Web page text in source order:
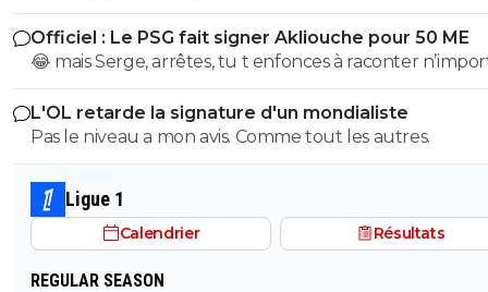
as. Faut quand-même virer kondogbia avec sa charrette et
ses 500K mensuels, ça ne sera pas une perte.. Du coup, on
pourra garder Aguerd, Hojberg weah, Emerson, Paixao et
Gouiri, ce qui fait 1 joueur expérimenté par poste. Si Lorenzi
nous fait un recrutement malin , on pourrait faire une
potable.
Officiel : Le PSG fait signer Akliouche pour 50 ME
😂 mais Serge, arrêtes, tu t enfonces à raconter
quoi, tu supposes de la merde, ça fait un peu plus de 2
que Paris suit akliouche et c est pour ça qu il ne
Paris après Monaco. Paris le prend cet été car il était
trop cher l été dernier, qu une place s est libérée avec
départ de lee et qu il a le profil recherché de milieu
avec des stats de plus de 20 passes et plus de 10 buts
matchs, sans parler de sa dernière campagne de ldc où
plutôt très bien joué.
L'OL retarde la signature d'un mondialiste
Pas le niveau a mon avis. Comme tout les autres.
Ligue 1
Calendrier Résultats
REGULAR SEASON